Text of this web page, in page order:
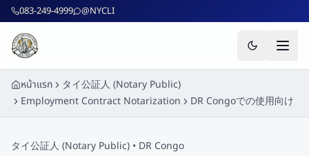
ข้ามไปยังเนื้อหาหลัก
083-249-4999 @NYCLI
หน้าแรก
タイ公証人 (Notary Public)
Employment Contract Notarization
DR Congoでの使用向け
タイ公証人 (Notary Public) • DR Congo